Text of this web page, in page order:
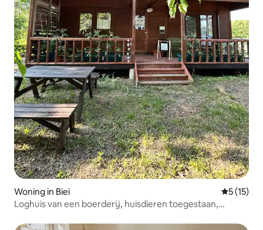
Woning in Biei
5 (15)
Loghuis van een boerderij, huisdieren toegestaan,
boek lezen